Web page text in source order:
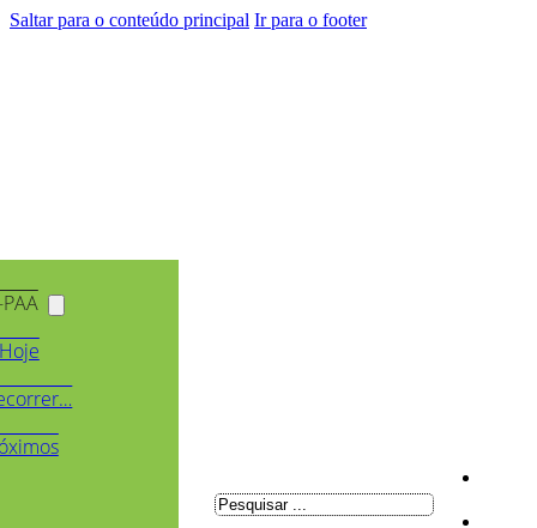
Saltar para o conteúdo principal Ir para o footer
Pesquisar